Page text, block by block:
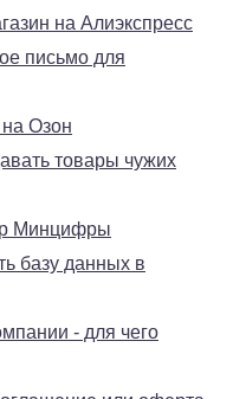
на Алиэкспресс
письмо для
на Озон
товары чужих
Минцифры
базу данных в
- для чего